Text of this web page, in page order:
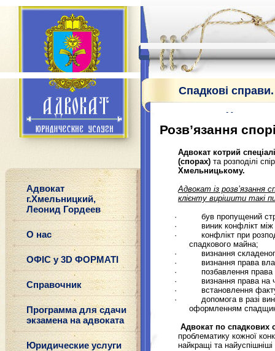
Адвокат
г.Хмельницкий,
Леонид Гордеев
О нас
ОФІС у 3D ФОРМАТІ
Справочник
Программа для сдачи
экзамена на адвоката
Юридические услуги
Спадкові
послуги
Розв’язання спор
Адвокат котрий
(спорах) та розподілі
Хмельницькому.
Адвокат із розв’язання
клієнту вирішити такі
·
був пропущений
·
виник конфлікт
·
конфлікт при
спадкового майна;
·
визнання
·
визнання права
·
позбавлення
·
визнання права на
·
встановлення
·
допомога в разі
оформленням
Адвокат по спадкових
проблематику кожної
найкращі та